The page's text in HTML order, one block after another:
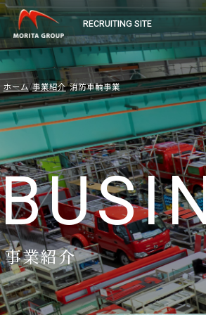
RECRUITING SITE
ホーム 事業紹介 消防車輌事業
事業紹介